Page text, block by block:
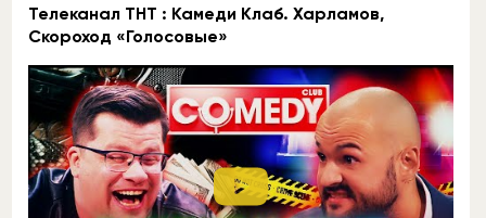
Телеканал ТНТ : Камеди Клаб. Харламов,
Скороход «Голосовые»